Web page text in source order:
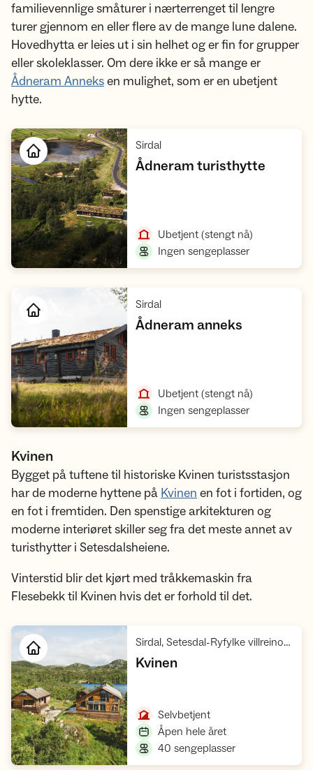
familievennlige småturer i nærterrenget til lengre
turer gjennom en eller flere av de mange lune dalene.
Hovedhytta er leies ut i sin helhet og er fin for grupper
eller skoleklasser. Om dere ikke er så mange er
Ådneram Anneksen mulighet, som er en ubetjent
hytte.
Sirdal,
Ådneram turisthytte
Ubetjent (stengt nå)
Ingen sengeplasser,
Sirdal,
Ådneram anneks
Ubetjent (stengt nå)
Ingen sengeplasser,
Kvinen
Bygget på tuftene til historiske Kvinen turistsstasjon
har de moderne hyttene på Kvinen en fot i fortiden, og
en fot i fremtiden. Den spenstige arkitekturen og
moderne interiøret skiller seg fra det meste annet av
turisthytter i Setesdalsheiene.
Vinterstid blir det kjørt med tråkkemaskin fra
Flesebekk til Kvinen hvis det er forhold til det.
Sirdal, Setesdal-Ryfylke villreinområde
Kvinen,
Selvbetjent,
Åpen hele året,
40 sengeplasser,